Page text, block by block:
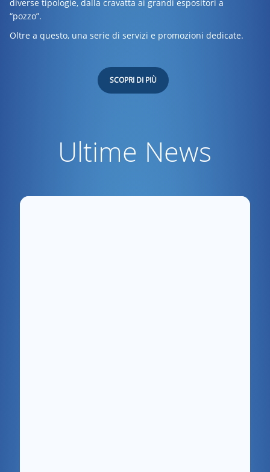
diverse tipologie, dalla cravatta ai grandi espositori a
“pozzo”.
Oltre a questo, una serie di servizi e promozioni dedicate.
SCOPRI DI PIÙ
Ultime News